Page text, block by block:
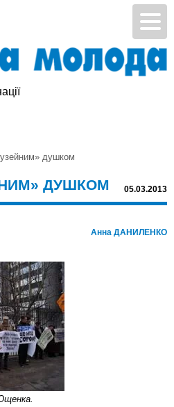
душком
ДУШКОМ 05.03.2013
Анна ДАНИЛЕНКО